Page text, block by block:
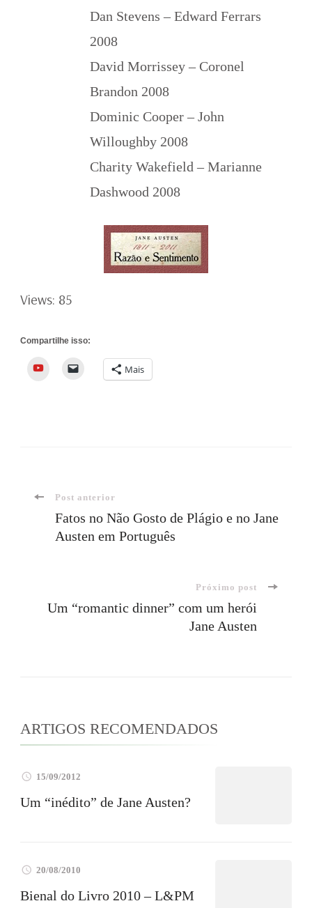
Dan Stevens – Edward Ferrars
2008
David Morrissey – Coronel
Brandon 2008
Dominic Cooper – John
Willoughby 2008
Charity Wakefield – Marianne
Dashwood 2008
Views: 85
Compartilhe isso:
YouTube Mais
Navegação
Post anterior
Fatos no Não Gosto de Plágio e no Jane
Austen em Português
Próximo post
Um “romantic dinner” com um herói
Jane Austen
ARTIGOS RECOMENDADOS
15/09/2012
Um “inédito” de Jane Austen?
20/08/2010
Bienal do Livro 2010 – L&PM